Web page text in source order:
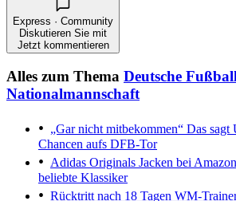
Express · Community
Diskutieren Sie mit
Jetzt kommentieren
Alles zum Thema Deutsche
Nationalmannschaft
„Gar nicht mitbekommen“ Das sagt
Chancen aufs DFB-Tor
Adidas Originals Jacken bei Amazon
beliebte Klassiker
Rücktritt nach 18 Tagen WM-